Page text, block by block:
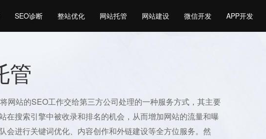
SEO诊断 整站优化 网站托管 网站建设 微信开发 APP开发
管
网站的SEO工作交给第三方公司处理的一种服务方式，其主要
在搜索引擎中被收录和排名的机会，从而增加网站的流量和曝
会进行关键词优化、内容创作和外链建设等全方位服务。然